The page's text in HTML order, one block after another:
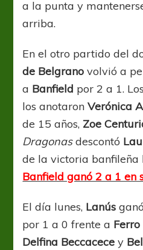
a la punta y
arriba.
En el otro partido del
de Belgrano volvió a
a Banfield por 2 a 1.
los anotaronVerónica
de 15 años, Zoe
Dragonasdescontó
de la victoria banfileña
Banfield ganó 2 a 1 en
El día lunes, Lanús
por 1 a 0 frente a Ferro
Delfina Beccacece y